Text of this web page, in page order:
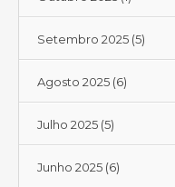
Setembro 2025 (5)
Agosto 2025 (6)
Julho 2025 (5)
Junho 2025 (6)